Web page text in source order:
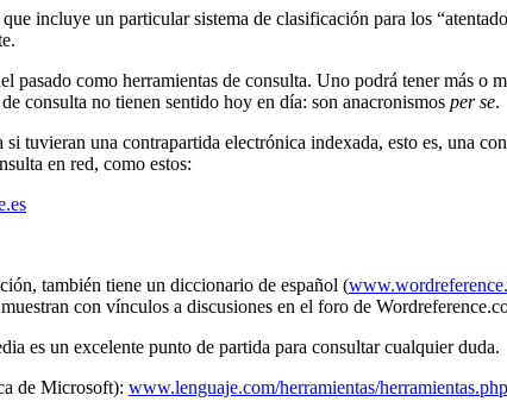
incluye un particular sistema de clasificación para los
pasado como herramientas de consulta. Uno podrá tener más
consulta no tienen sentido hoy en día: son anacronismos per se.
tuvieran una contrapartida electrónica indexada, esto es, una
en red, como estos:
también tiene un diccionario de español (
con vínculos a discusiones en el foro de
es un excelente punto de partida para consultar cualquier duda.
de Microsoft): www.lenguaje.com/herramientas/herramientas.php